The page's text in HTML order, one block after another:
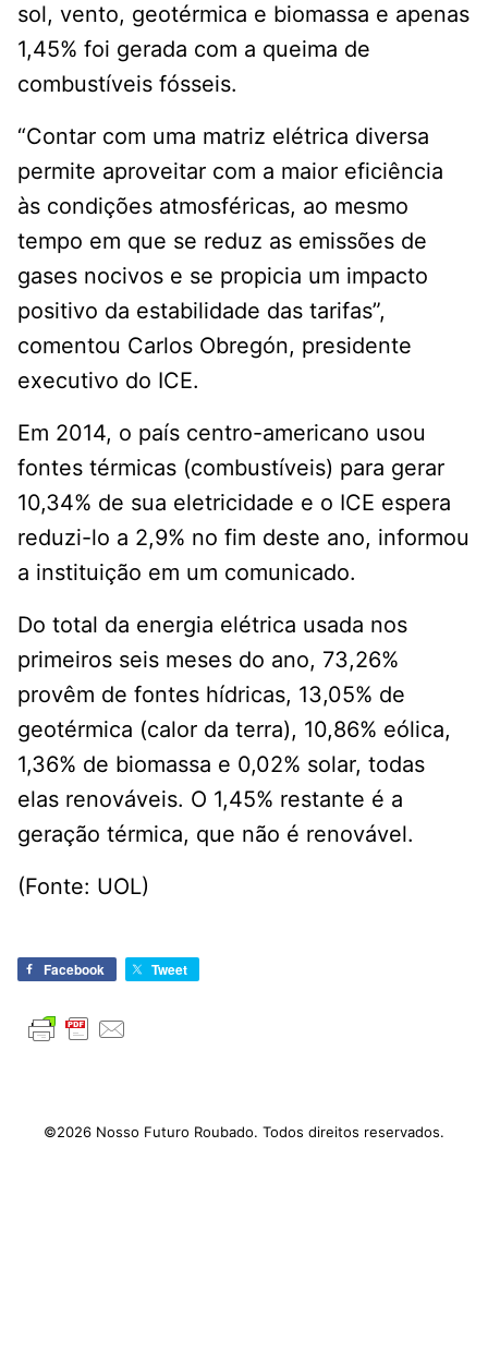
sol, vento, geotérmica e biomassa e apenas
1,45% foi gerada com a queima de
combustíveis fósseis.
“Contar com uma matriz elétrica diversa
permite aproveitar com a maior eficiência
às condições atmosféricas, ao mesmo
tempo em que se reduz as emissões de
gases nocivos e se propicia um impacto
positivo da estabilidade das tarifas”,
comentou Carlos Obregón, presidente
executivo do ICE.
Em 2014, o país centro-americano usou
fontes térmicas (combustíveis) para gerar
10,34% de sua eletricidade e o ICE espera
reduzi-lo a 2,9% no fim deste ano, informou
a instituição em um comunicado.
Do total da energia elétrica usada nos
primeiros seis meses do ano, 73,26%
provêm de fontes hídricas, 13,05% de
geotérmica (calor da terra), 10,86% eólica,
1,36% de biomassa e 0,02% solar, todas
elas renováveis. O 1,45% restante é a
geração térmica, que não é renovável.
(Fonte: UOL)
Facebook Tweet
©2026 Nosso Futuro Roubado. Todos direitos reservados.